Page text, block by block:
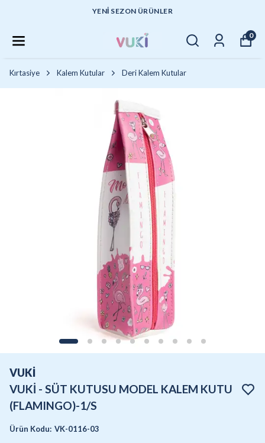
YENI SEZON ÜRÜNLER
0
Kırtasiye Kalem Kutular Deri Kalem Kutular
VUKİ
VUKİ - SÜT KUTUSU MODEL KALEM KUTU
(FLAMINGO)-1/S
Ürün Kodu: VK-0116-03